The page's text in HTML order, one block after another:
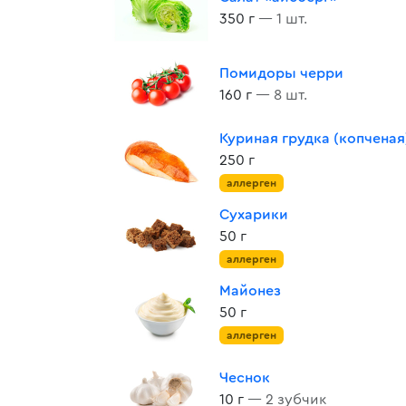
350 г — 1 шт.
Помидоры черри
160 г — 8 шт.
Куриная грудка
250 г
аллерген
Сухарики
50 г
аллерген
Майонез
50 г
аллерген
Чеснок
10 г — 2 зубчик